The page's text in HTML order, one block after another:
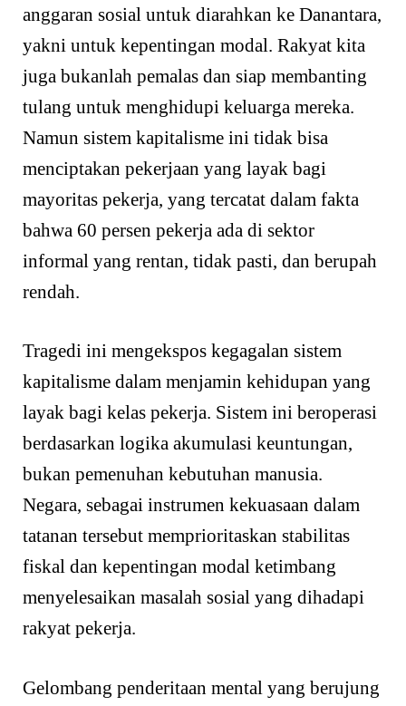
anggaran sosial untuk diarahkan ke Danantara,
yakni untuk kepentingan modal. Rakyat kita
juga bukanlah pemalas dan siap membanting
tulang untuk menghidupi keluarga mereka.
Namun sistem kapitalisme ini tidak bisa
menciptakan pekerjaan yang layak bagi
mayoritas pekerja, yang tercatat dalam fakta
bahwa 60 persen pekerja ada di sektor
informal yang rentan, tidak pasti, dan berupah
rendah.
Tragedi ini mengekspos kegagalan sistem
kapitalisme dalam menjamin kehidupan yang
layak bagi kelas pekerja. Sistem ini beroperasi
berdasarkan logika akumulasi keuntungan,
bukan pemenuhan kebutuhan manusia.
Negara, sebagai instrumen kekuasaan dalam
tatanan tersebut memprioritaskan stabilitas
fiskal dan kepentingan modal ketimbang
menyelesaikan masalah sosial yang dihadapi
rakyat pekerja.
Gelombang penderitaan mental yang berujung